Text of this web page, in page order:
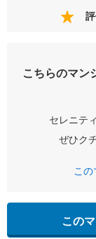
こちらのマン
セレニテ
ぜひク
こ
この